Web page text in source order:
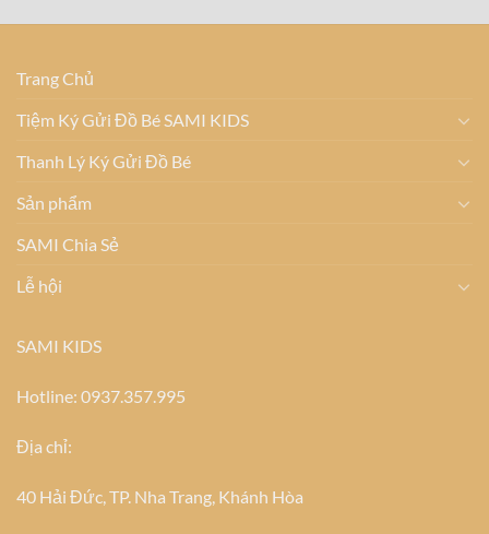
Trang Chủ
Tiệm Ký Gửi Đồ Bé SAMI KIDS
Thanh Lý Ký Gửi Đồ Bé
Sản phẩm
SAMI Chia Sẻ
Lễ hội
SAMI KIDS
Hotline: 0937.357.995
Địa chỉ:
40 Hải Đức, TP. Nha Trang, Khánh Hòa